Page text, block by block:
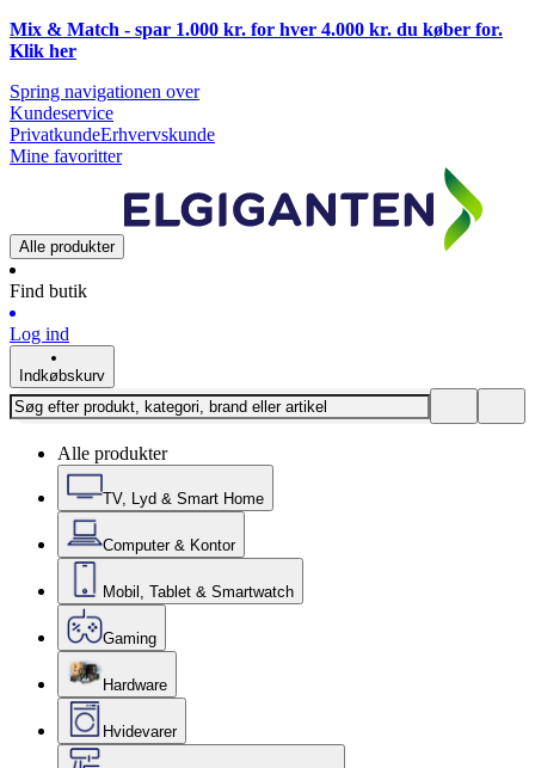
Mix & Match - spar 1.000 kr. for hver 4.000 kr. du køber for.
Klik her
Spring navigationen over
Kundeservice
PrivatkundeErhvervskunde
Mine favoritter
Alle produkter
Find butik
Log ind
Indkøbskurv
Alle produkter
TV, Lyd & Smart Home
Computer & Kontor
Mobil, Tablet & Smartwatch
Gaming
Hardware
Hvidevarer